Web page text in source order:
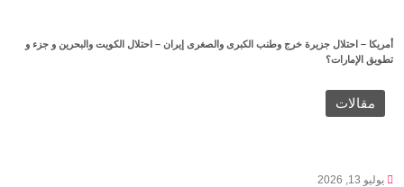
أمريكا – احتلال جزيرة خرج وطنب الكبرى والصغرى إيران – احتلال الكويت والبحرين و جزء و
تطويق الإمارات؟
مقالات
يوليو 13, 2026